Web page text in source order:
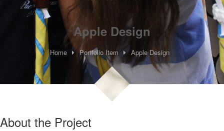
Apple Design
Home Portfolio Item Apple Design
About the Project